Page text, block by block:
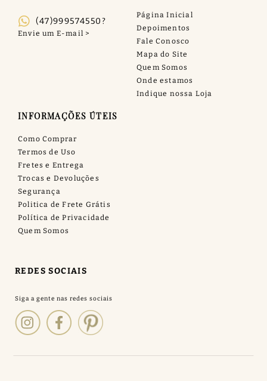
(47)999574550?
Página Inicial
Depoimentos
Fale Conosco
Mapa do Site
Quem Somos
Onde estamos
Indique nossa Loja
INFORMAÇÕES ÚTEIS
Como Comprar
Termos de Uso
Fretes e Entrega
Trocas e Devoluções
Segurança
Politica de Frete Grátis
Política de Privacidade
Quem Somos
REDES SOCIAIS